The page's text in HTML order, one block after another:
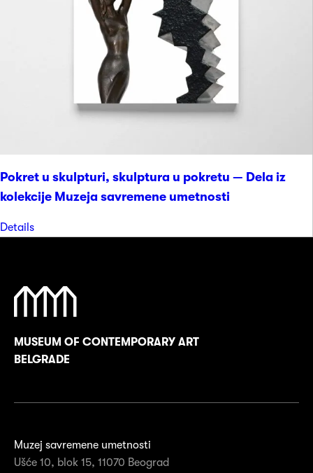
Pokret u skulpturi, skulptura u pokretu — Dela iz
kolekcije Muzeja savremene umetnosti
Details
MUSEUM OF CONTEMPORARY ART
BELGRADE
Muzej savremene umetnosti
Ušće 10, blok 15, 11070 Beograd